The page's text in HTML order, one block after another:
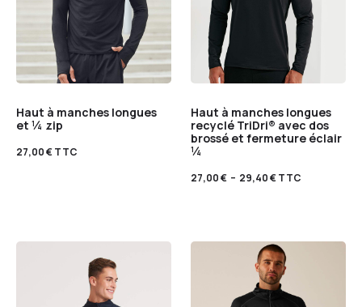
Haut à manches longues
et ¼ zip
27,00€TTC
Haut à manches longues
recyclé TriDri® avec dos
brossé et fermeture éclair
¼
27,00€ – 29,40€TTC